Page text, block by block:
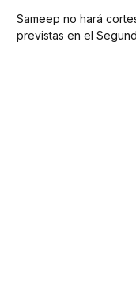
Sameep no hará
previstas en el